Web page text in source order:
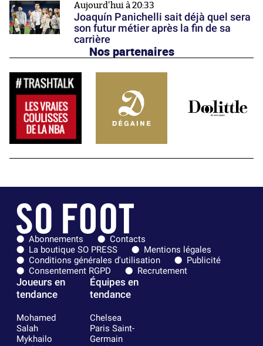
Aujourd'hui à 20:33
Joaquín Panichelli sait déjà quel sera
son futur métier après la fin de sa
carrière
Nos partenaires
Abonnements
Contacts
La boutique SO PRESS
Mentions légales
Conditions générales d'utilisation
Publicité
Consentement RGPD
Recrutement
Joueurs en
tendance
Mohamed
Salah
Mykhailo
Équipes en
tendance
Chelsea
Paris Saint-
Germain